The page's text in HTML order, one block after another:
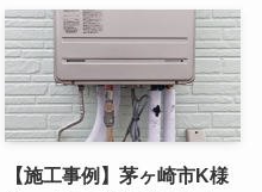
【施工事例】茅ヶ崎市K様